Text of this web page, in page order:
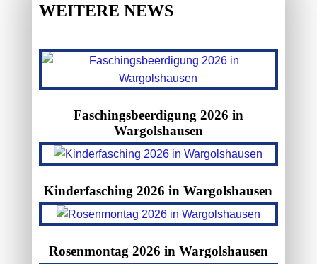
WEITERE NEWS
Faschingsbeerdigung 2026 in
Wargolshausen
Kinderfasching 2026 in Wargolshausen
Rosenmontag 2026 in Wargolshausen